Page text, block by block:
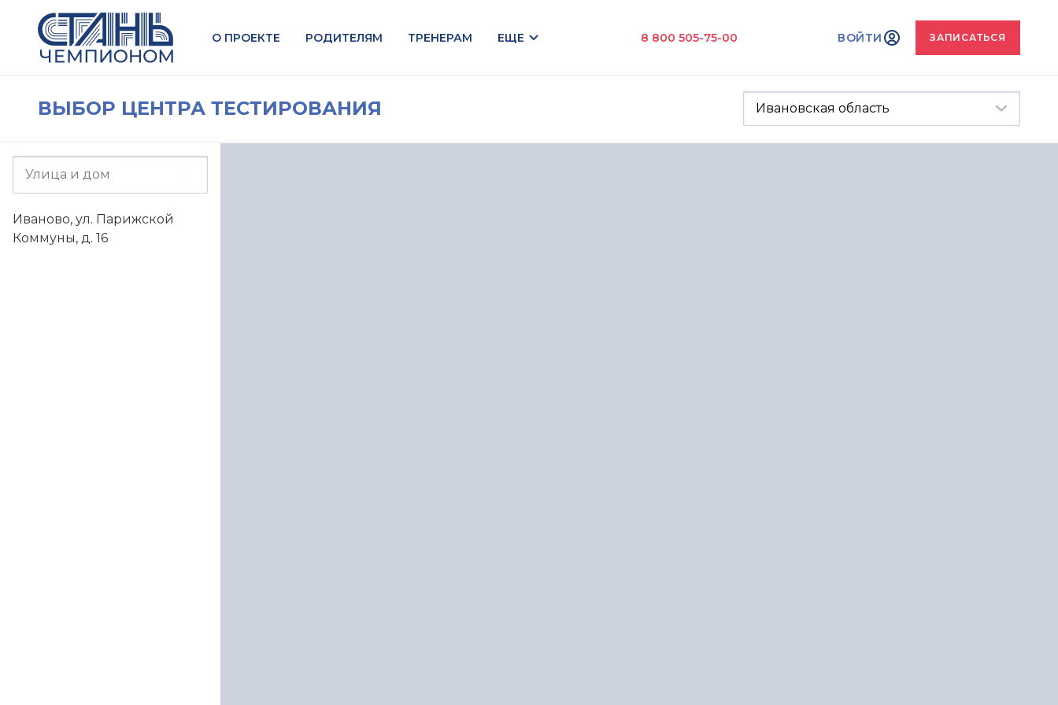
О ПРОЕКТЕ РОДИТЕЛЯМ ТРЕНЕРАМ ЕЩЕ 8 800 505-75-00 ВОЙТИ ЗАПИСАТЬСЯ
ВЫБОР ЦЕНТРА ТЕСТИРОВАНИЯ
Иваново, ул. Парижской
Коммуны, д. 16